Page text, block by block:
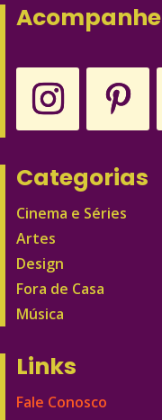
Acompanhe
Categorias
Cinema e Séries
Artes
Design
Fora de Casa
Música
Links
Fale Conosco